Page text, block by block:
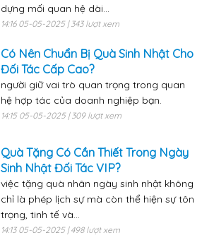
dựng mối quan hệ dài...
14:16 05-05-2025 | 343 lượt xem
Có Nên Chuẩn Bị Quà Sinh Nhật Cho
Đối Tác Cấp Cao?
người giữ vai trò quan trọng trong quan
hệ hợp tác của doanh nghiệp bạn.
14:15 05-05-2025 | 309 lượt xem
Quà Tặng Có Cần Thiết Trong Ngày
Sinh Nhật Đối Tác VIP?
việc tặng quà nhân ngày sinh nhật không
chỉ là phép lịch sự mà còn thể hiện sự tôn
trọng, tinh tế và...
14:13 05-05-2025 | 498 lượt xem